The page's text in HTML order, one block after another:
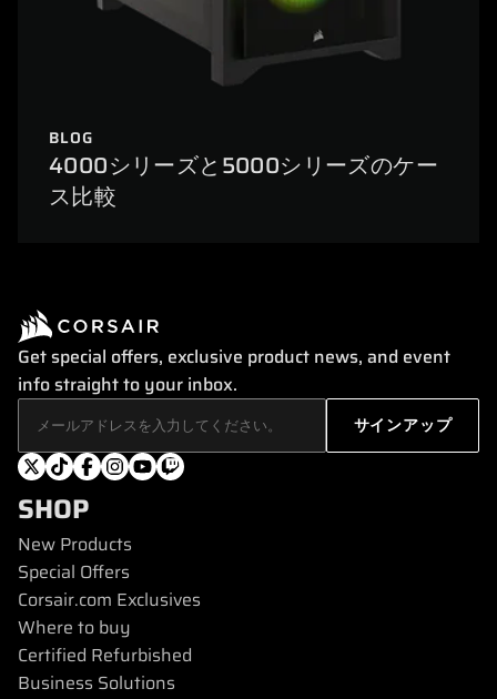
BLOG
4000シリーズと5000シリーズのケー
ス比較
Get special offers, exclusive product news, and event
info straight to your inbox.
SHOP
New Products
Special Offers
Corsair.com Exclusives
Where to buy
Certified Refurbished
Business Solutions